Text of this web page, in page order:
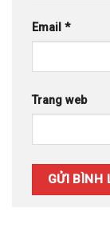
Email *
Trang web